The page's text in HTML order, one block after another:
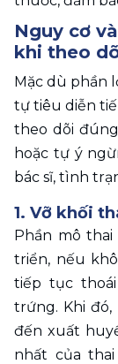
Nguy cơ
khi theo
Mặc dù phần
tự tiêu diễn
theo dõi
hoặc tự ý
bác sĩ, tình
1. Vỡ khối
Phần mô
triển, nếu
tiếp tục
trứng. Khi
đến xuất
nhất của